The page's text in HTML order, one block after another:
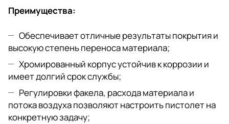
Преимущества:
Обеспечивает отличные результаты покрытия и
высокую степень переноса материала;
Хромированный корпус устойчив к коррозии и
имеет долгий срок службы;
Регулировки факела, расхода материала и
потока воздуха позволяют настроить пистолет на
конкретную задачу;